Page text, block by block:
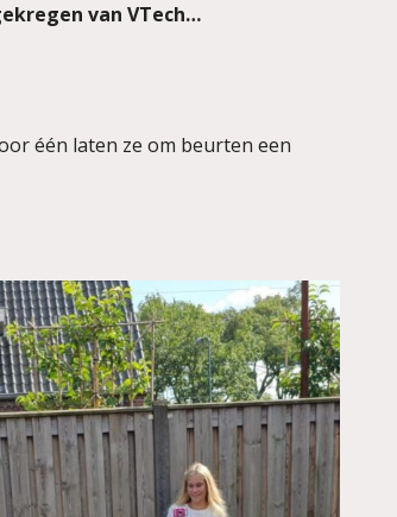
van VTech…
één laten ze om beurten een